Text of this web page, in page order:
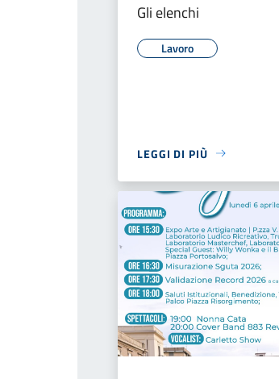
Gli elenchi
Lavoro
LEGGI DI PIÙ